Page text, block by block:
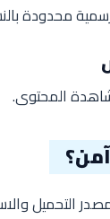
محدودة
المحتوى.
التحميل